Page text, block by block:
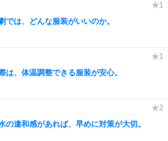
では、どんな服装がいいのか。
は、体温調整できる服装が安心。
の違和感があれば、早めに対策が大切。